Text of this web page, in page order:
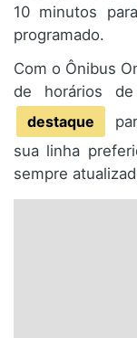
10 minutos
programado.
Com o Ônibus
de horários
destaque
sua linha
sempre